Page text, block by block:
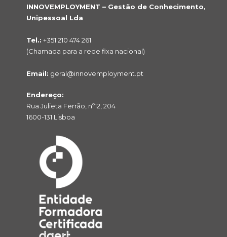
INNOVEMPLOYMENT – Gestão de Conhecimento,
Unipessoal Lda
Tel.: +351 210 474 261
(Chamada para a rede fixa nacional)
Email: geral@innovemployment.pt
Endereço:
Rua Julieta Ferrão, nº12, 204
1600-131 Lisboa